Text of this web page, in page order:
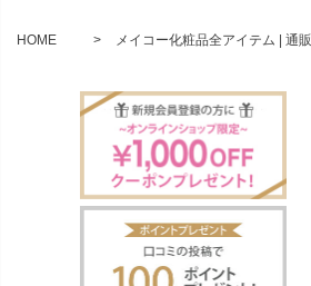
HOME メイコー化粧品全アイテム | 通販